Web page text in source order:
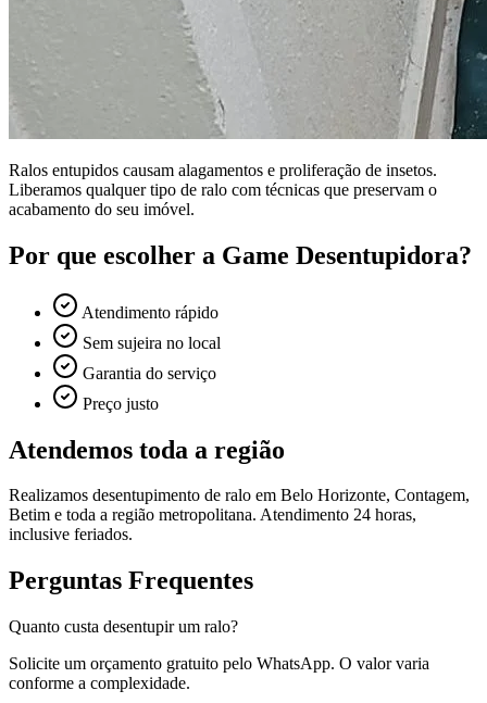
Ralos entupidos causam alagamentos e proliferação de insetos.
Liberamos qualquer tipo de ralo com técnicas que preservam o
acabamento do seu imóvel.
Por que escolher a Game Desentupidora?
Atendimento rápido
Sem sujeira no local
Garantia do serviço
Preço justo
Atendemos toda a região
Realizamos desentupimento de ralo em Belo Horizonte, Contagem,
Betim e toda a região metropolitana. Atendimento 24 horas,
inclusive feriados.
Perguntas Frequentes
Quanto custa desentupir um ralo?
Solicite um orçamento gratuito pelo WhatsApp. O valor varia
conforme a complexidade.